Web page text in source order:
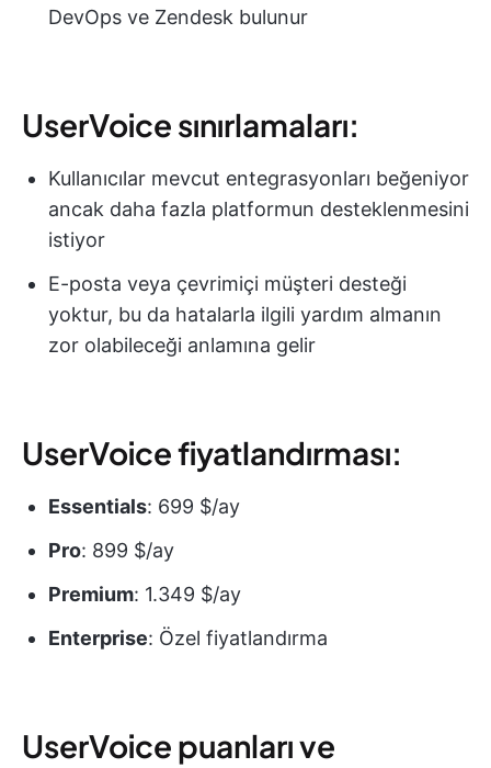
DevOps ve Zendesk bulunur
UserVoice sınırlamaları:
Kullanıcılar mevcut entegrasyonları beğeniyor
ancak daha fazla platformun desteklenmesini
istiyor
E-posta veya çevrimiçi müşteri desteği
yoktur, bu da hatalarla ilgili yardım almanın
zor olabileceği anlamına gelir
UserVoice fiyatlandırması:
Essentials: 699 $/ay
Pro: 899 $/ay
Premium: 1.349 $/ay
Enterprise: Özel fiyatlandırma
UserVoice puanları ve